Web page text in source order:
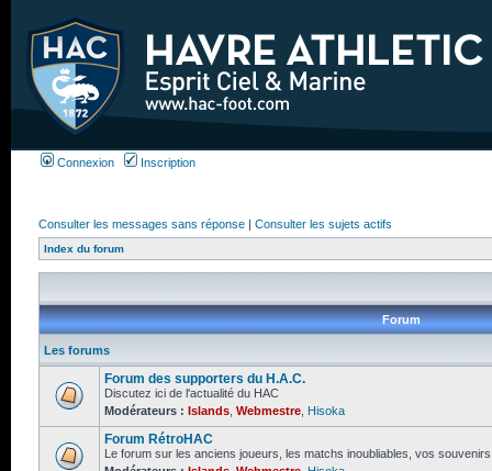
Connexion Inscription
Consulter les messages sans réponse | Consulter les sujets actifs
Index du forum
Forum
Les forums
Forum des supporters du H.A.C.
Discutez ici de l'actualité du HAC
Modérateurs : Islands Webmestre Hisoka
Forum RétroHAC
Le forum sur les anciens joueurs, les matchs inoubliables, vos